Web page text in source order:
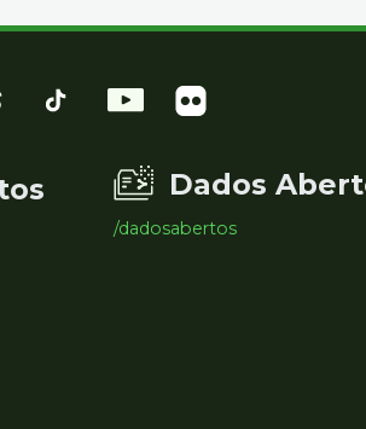
Dados
/dadosabertos